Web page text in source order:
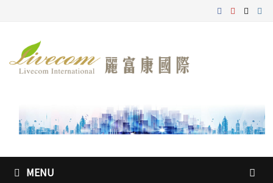
content
MENU